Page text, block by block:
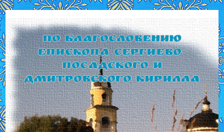
По благословению
Епископа Сергиево-
Посадского и
Дмитровского Кирилла